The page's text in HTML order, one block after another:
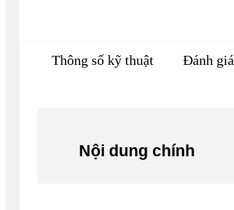
Thông số kỹ thuật Đánh giá
Nội dung chính